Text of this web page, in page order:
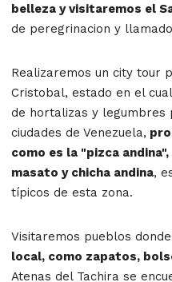
belleza y visitaremos el
de peregrinacion y
Realizaremos un city tour
Cristobal, estado en el
de hortalizas y legumbres
ciudades de Venezuela,
como es la "pizca
masato y chicha andina,
típicos de esta zona.
Visitaremos pueblos
local, como zapatos,
Atenas del Tachira se